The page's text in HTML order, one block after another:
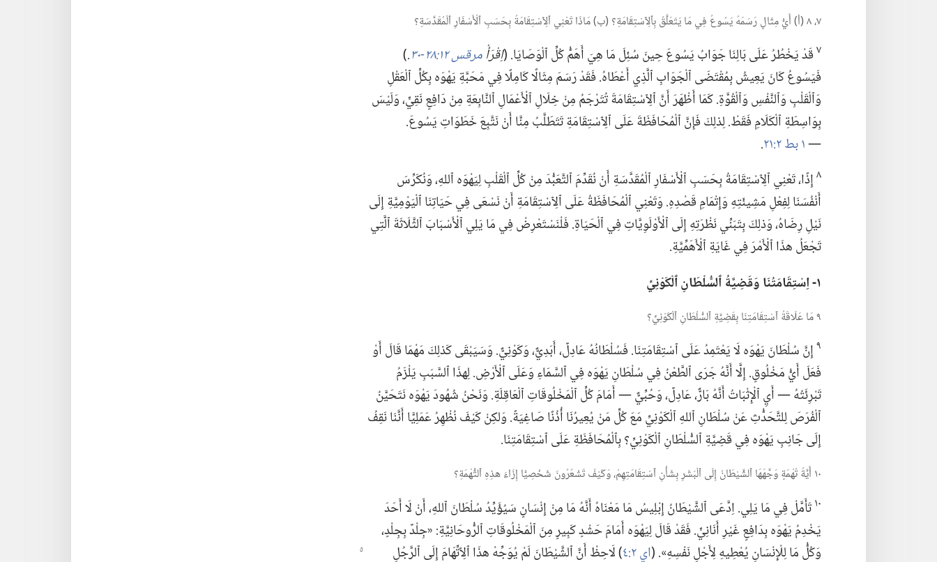
٧،‏ ٨ (‏أ)‏ أَيُّ مِثَالٍ رَسَمَهُ يَسُوعُ فِي مَا يَتَعَلَّقُ بِٱلِٱسْتِقَامَةِ؟‏ (‏ب)‏ مَاذَا تَعْنِي ٱلِٱسْتِقَامَةُ بِحَسَبِ ٱلْأَسْفَارِ ٱلْمُقَدَّسَةِ؟‏
٧قَدْ يَخْطُرُ عَلَى بَالِنَا جَوَابُ يَسُوعَ حِينَ سُئِلَ مَا هِيَ أَهَمُّ كُلِّ ٱلْوَصَايَا.‏ (‏اِقْرَأْمرقس ١٢:‏٢٨-‏٣٠ ‏.‏
‏)‏
فَيَسُوعُ كَانَ يَعِيشُ بِمُقْتَضَى ٱلْجَوَابِ ٱلَّذِي أَعْطَاهُ.‏ فَقَدْ رَسَمَ مِثَالًا كَامِلًا فِي مَحَبَّةِ يَهْوَه بِكُلِّ ٱلْعَقْلِ
وَٱلْقَلْبِ وَٱلنَّفْسِ وَٱلْقُوَّةِ.‏ كَمَا أَظْهَرَ أَنَّ ٱلِٱسْتِقَامَةَ تُتَرْجَمُ مِنْ خِلَالِ ٱلْأَعْمَالِ ٱلنَّابِعَةِ مِنْ دَافِعٍ نَقِيٍّ،‏ وَلَيْسَ
بِوَاسِطَةِ ٱلْكَلَامِ فَقَطْ.‏ لِذلِكَ فَإِنَّ ٱلْمُحَافَظَةَ عَلَى ٱلِٱسْتِقَامَةِ تَتَطَلَّبُ مِنَّا أَنْ نَتَّبِعَ خَطَوَاتِ يَسُوعَ.‏
—‏١ بط ٢:‏٢١ ‏.‏
٨إِذًا،‏ تَعْنِي ٱلِٱسْتِقَامَةُ بِحَسَبِ ٱلْأَسْفَارِ ٱلْمُقَدَّسَةِ أَنْ نُقَدِّمَ ٱلتَّعَبُّدَ مِنْ كُلِّ ٱلْقَلْبِ لِيَهْوَه ٱللهِ،‏ وَنُكَرِّسَ
أَنْفُسَنَا لِفِعْلِ مَشِيئَتِهِ وَإِتْمَامِ قَصْدِهِ.‏ وَتَعْنِي ٱلْمُحَافَظَةُ عَلَى ٱلِٱسْتِقَامَةِ أَنْ نَسْعَى فِي حَيَاتِنَا ٱلْيَوْمِيَّةِ إِلَى
نَيْلِ رِضَاهُ،‏ وَذلِكَ بِتَبَنِّي نَظْرَتِهِ إِلَى ٱلْأَوْلَوِيَّاتِ فِي ٱلْحَيَاةِ.‏ فَلْنَسْتَعْرِضْ فِي مَا يَلِي ٱلْأَسْبَابَ ٱلثَّلَاثَةَ ٱلَّتِي
تَجْعَلُ هذَا ٱلْأَمْرَ فِي غَايَةِ ٱلْأَهَمِّيَّةِ.‏
١-‏ اِسْتِقَامَتُنَا وَقَضِيَّةُ ٱلسُّلْطَانِ ٱلْكَوْنِيِّ
٩ مَا عَلَاقَةُ ٱسْتِقَامَتِنَا بِقَضِيَّةِ ٱلسُّلْطَانِ ٱلْكَوْنِيِّ؟‏
٩إِنَّ سُلْطَانَ يَهْوَه لَا يَعْتَمِدُ عَلَى ٱسْتِقَامَتِنَا.‏ فَسُلْطَانُهُ عَادِلٌ،‏ أَبَدِيٌّ،‏ وَكَوْنِيٌّ.‏ وَسَيَبْقَى كَذلِكَ مَهْمَا قَالَ أَوْ
فَعَلَ أَيُّ مَخْلُوقٍ.‏ إِلَّا أَنَّهُ جَرَى ٱلطَّعْنُ فِي سُلْطَانِ يَهْوَه فِي ٱلسَّمَاءِ وَعَلَى ٱلْأَرْضِ.‏ لِهذَا ٱلسَّبَبِ يَلْزَمُ
تَبْرِئَتُهُ —‏ أَيِ ٱلْإِثْبَاتُ أَنَّهُ بَارٌّ،‏ عَادِلٌ،‏ وَحُبِّيٌّ —‏ أَمَامَ كُلِّ ٱلْمَخْلُوقَاتِ ٱلْعَاقِلَةِ.‏ وَنَحْنُ شُهُودَ يَهْوَه نَتَحَيَّنُ
ٱلْفُرَصَ لِلتَّحَدُّثِ عَنْ سُلْطَانِ ٱللهِ ٱلْكَوْنِيِّ مَعَ كُلِّ مَنْ يُعِيرُنَا أُذُنًا صَاغِيَةً.‏ وَلكِنْ كَيْفَ نُظْهِرُ عَمَلِيًّا أَنَّنَا نَقِفُ
إِلَى جَانِبِ يَهْوَه فِي قَضِيَّةِ ٱلسُّلْطَانِ ٱلْكَوْنِيِّ؟‏ بِٱلْمُحَافَظَةِ عَلَى ٱسْتِقَامَتِنَا.‏
١٠ أَيَّةُ تُهْمَةٍ وَجَّهَهَا ٱلشَّيْطَانُ إِلَى ٱلْبَشَرِ بِشَأْنِ ٱسْتِقَامَتِهِمْ،‏ وَكَيْفَ تَشْعُرُونَ شَخْصِيًّا إِزَاءَ هذِهِ ٱلتُّهْمَةِ؟‏
١٠تَأَمَّلْ فِي مَا يَلِي.‏ اِدَّعَى ٱلشَّيْطَانُ إِبْلِيسُ مَا مَعْنَاهُ أَنَّهُ مَا مِنْ إِنْسَانٍ سَيُؤَيِّدُ سُلْطَانَ ٱللهِ،‏ أَنْ لَا أَحَدَ
يَخْدِمُ يَهْوَه بِدَافِعٍ غَيْرِ أَنَانِيٍّ.‏ فَقَدْ قَالَ لِيَهْوَه أَمَامَ حَشْدٍ كَبِيرٍ مِنَ ٱلْمَخْلُوقَاتِ ٱلرُّوحَانِيَّةِ:‏ «جِلْدٌ بِجِلْدٍ،‏
وَكُلُّ مَا لِلْإِنْسَانِ يُعْطِيهِ لِأَجْلِ نَفْسِهِ».‏ (‏اي ٢:‏٤ ‏)‏ لَاحِظْ أَنَّ ٱلشَّيْطَانَ لَمْ يُوَجِّهْ هذَاٱلِٱتِّهَامَ إِلَى ٱلرَّجُلِ